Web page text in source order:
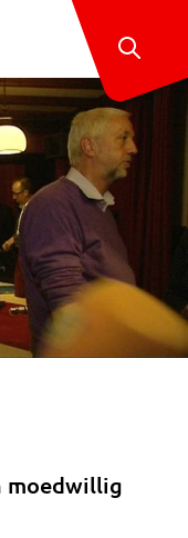
moedwillig